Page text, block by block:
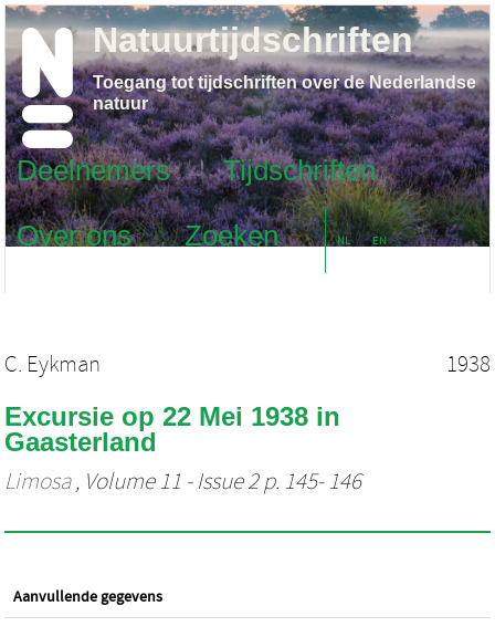
Deelnemers
Tijdschriften
Over ons
Zoeken NL EN
Natuurtijdschriften
Toegang tot tijdschriften over de Nederlandse
natuur
C. Eykman 1938
Excursie op 22 Mei 1938 in
Gaasterland
Limosa, Volume 11 - Issue 2 p. 145- 146
Aanvullende gegevens